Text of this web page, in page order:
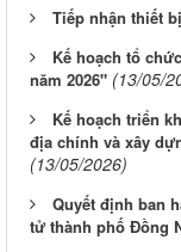
Tiếp nhận thiết
Kế hoạch tổ
năm 2026" (13/05/
Kế hoạch triển
địa chính và xây
(13/05/2026)
Quyết định ban
tử thành phố Đồng